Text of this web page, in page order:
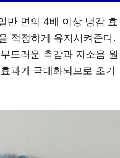
반 면의 4배 이상 냉감 효
적정하게 유지시켜준다.
드러운 촉감과 저소음 원
과가 극대화되므로 초기